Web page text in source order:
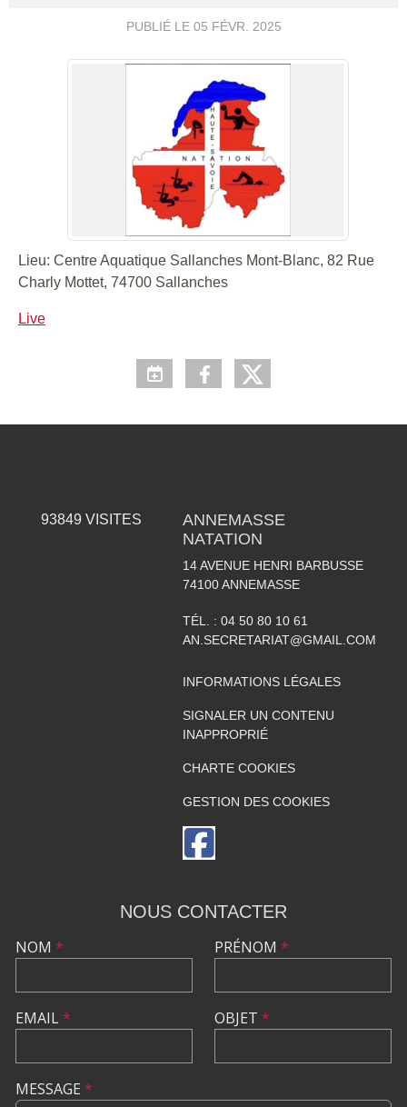
PUBLIÉ LE 05 FÉVR. 2025
Lieu: Centre Aquatique Sallanches Mont-Blanc, 82 Rue
Charly Mottet, 74700 Sallanches
Live
93849 VISITES
ANNEMASSE
NATATION
14 AVENUE HENRI BARBUSSE
74100 ANNEMASSE
TÉL. : 04 50 80 10 61
AN.SECRETARIAT@GMAIL.COM
INFORMATIONS LÉGALES
SIGNALER UN CONTENU
INAPPROPRIÉ
CHARTE COOKIES
GESTION DES COOKIES
NOUS CONTACTER
NOM *
EMAIL*
PRÉNOM *
OBJET *
MESSAGE *